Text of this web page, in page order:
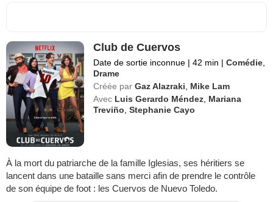
Club de Cuervos
Date de sortie inconnue | 42 min | Comédie
Drame
Créée par Gaz Alazraki
Mike Lam
Avec Luis Gerardo Méndez Mariana
Treviño ,Stephanie Cayo
À la mort du patriarche de la famille Iglesias, ses héritiers se
lancent dans une bataille sans merci afin de prendre le contrôle
de son équipe de foot : les Cuervos de Nuevo Toledo.